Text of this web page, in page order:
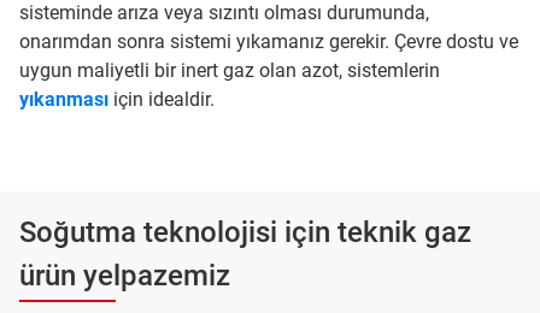
sisteminde arıza veya sızıntı olması durumunda,
onarımdan sonra sistemi yıkamanız gerekir. Çevre dostu ve
uygun maliyetli bir inert gaz olan azot, sistemlerin
yıkanması için idealdir.
Soğutma teknolojisi için teknik gaz
ürün yelpazemiz